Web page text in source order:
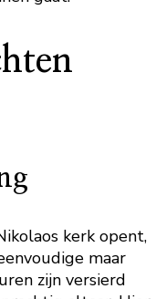
kerk opent,
maar
zijn versierd